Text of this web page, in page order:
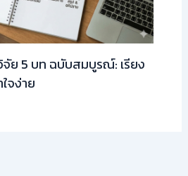
จัย 5 บท ฉบับสมบูรณ์: เรียง
จง่าย